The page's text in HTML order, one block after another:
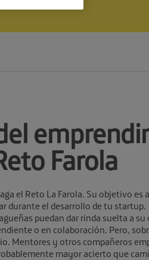
Farola
el Reto La Farola. Su objetivo es
durante el desarrollo de tu startup.
puedan dar rinda suelta a
o en colaboración. Pero,
Mentores y otros compañeros
mayor acierto que